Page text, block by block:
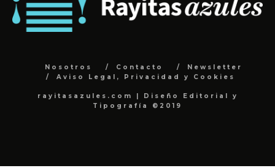
Nosotros Contacto
Newsletter
Aviso Legal, Privacidad y Cookies
rayitasazules.com | Diseño Editorial y
Tipografía ©2019